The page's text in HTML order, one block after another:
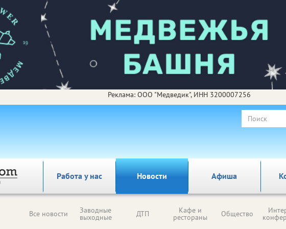
Реклама: ООО "Медведик", ИНН 3200007256
Работа у нас Новости Афиша
Все новости Заводные
выходные ДТП Кафе и
рестораны Общество